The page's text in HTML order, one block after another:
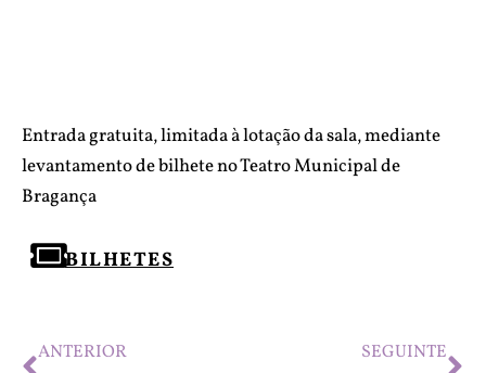
Entrada gratuita, limitada à lotação da sala, mediante
levantamento de bilhete no Teatro Municipal de
Bragança
BILHETES
ANTERIOR SEGUINTE